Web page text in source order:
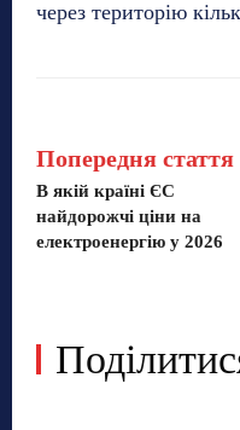
через територію
Попередня стаття
В якій країні ЄС
найдорожчі ціни на
електроенергію у 2026